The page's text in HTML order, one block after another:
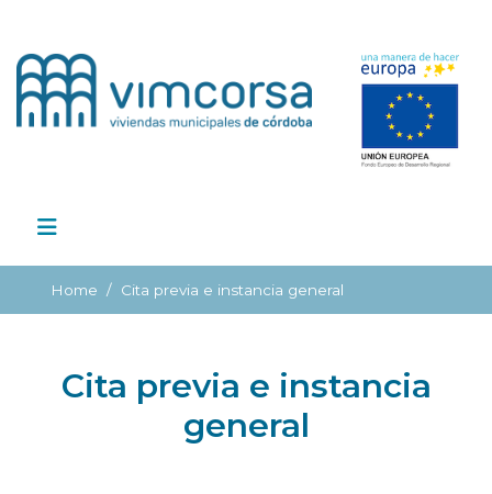
Home Cita previa e instancia general
Cita previa e instancia
general